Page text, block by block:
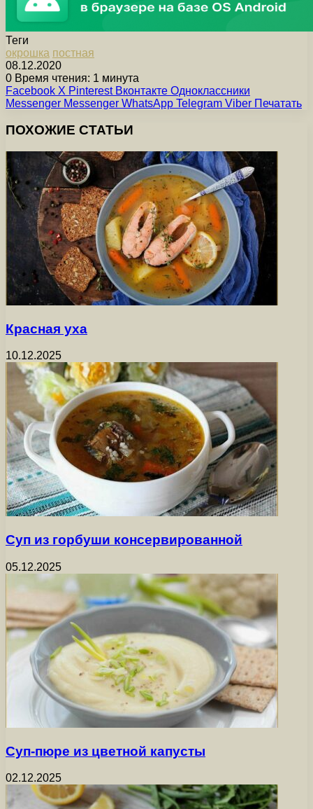
Теги
окрошка постная
08.12.2020
0 Время чтения: 1 минута
Facebook X Pinterest Вконтакте Одноклассники
Messenger Messenger WhatsApp Telegram Viber Печатать
ПОХОЖИЕ СТАТЬИ
Красная уха
10.12.2025
Суп из горбуши консервированной
05.12.2025
Суп-пюре из цветной капусты
02.12.2025